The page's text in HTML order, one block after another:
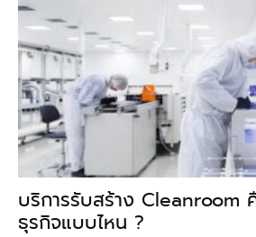
บริการรับสร้าง Cleanroom คื
ธุรกิจแบบไหน ?